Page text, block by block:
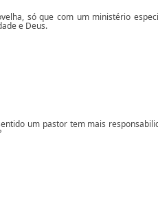
só que com um ministério
e Deus.
um pastor tem mais